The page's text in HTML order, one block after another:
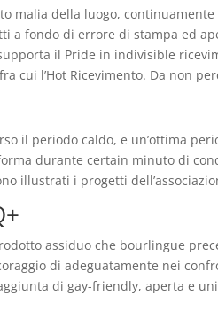
malia della luogo,
a fondo di errore di stampa ed
il Pride in indivisible
cui l’Hot Ricevimento. Da non
il periodo caldo, e un’ottima
durante certain minuto di
illustrati i progetti
assiduo che bourlingue
di adeguatamente nei
di gay-friendly, aperta e